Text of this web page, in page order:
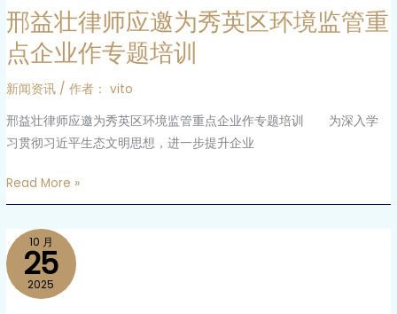
中
心
认
可
邢益壮律师应邀为秀英区环境监管重
点企业作专题培训
新闻资讯 / 作者： vito
邢益壮律师应邀为秀英区环境监管重点企业作专题培训 为深入学
习贯彻习近平生态文明思想，进一步提升企业
师
应
邀
秀
英
区
境
监
重
点
Read More »
10 月
25
2025
法
立
信